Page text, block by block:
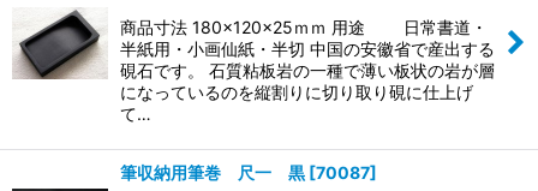
商品寸法 180×120×25ｍｍ 用途 日常書道・
半紙用・小画仙紙・半切 中国の安徽省で産出する
硯石です。 石質粘板岩の一種で薄い板状の岩が層
になっているのを縦割りに切り取り硯に仕上げ
て…
筆収納用筆巻 尺一 黒 [70087]